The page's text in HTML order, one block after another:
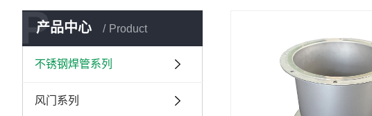
产品中心 Product
P
不锈钢焊管系列
风门系列